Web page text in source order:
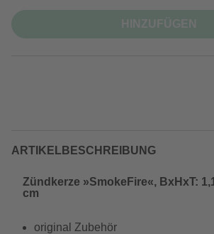
ARTIKELBESCHREIBUNG
Zündkerze »SmokeFire«, BxHxT:
cm
original Zubehör